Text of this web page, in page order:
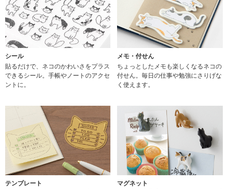
シール
貼るだけで、ネコのかわいさをプラス
できるシール。手帳やノートのアクセ
ントに。
メモ・付せん
ちょっとしたメモも楽しくなるネコの
付せん。毎日の仕事や勉強にさりげな
く使えます。
テンプレート
マグネット